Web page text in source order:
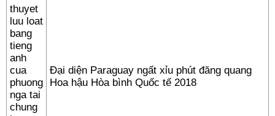
Đại diện Paraguay ngất xỉu phút đăng quang
Hoa hậu Hòa bình Quốc tế 2018